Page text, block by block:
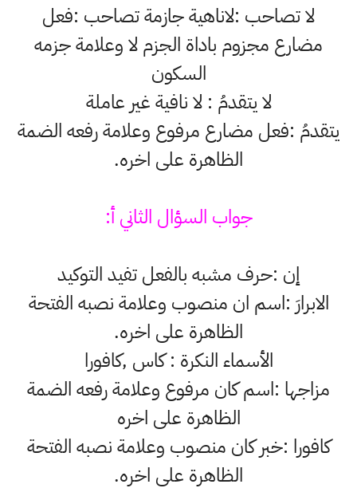
لا تصاحب :لاناهية جازمة تصاحب :فعل
مضارع مجزوم باداة الجزم لا وعلامة جزمه
السكون
لا يتقدمُ : لا نافية غير عاملة
يتقدمُ :فعل مضارع مرفوع وعلامة رفعه الضمة
الظاهرة على اخره.
جواب السؤال الثاني أ:
إن :حرف مشبه بالفعل تفيد التوكيد
الابرارَ :اسم ان منصوب وعلامة نصبه الفتحة
الظاهرة على اخره.
الأسماء النكرة : كاس ,كافورا
مزاجها :اسم كان مرفوع وعلامة رفعه الضمة
الظاهرة على اخره
كافورا :خبر كان منصوب وعلامة نصبه الفتحة
الظاهرة على اخره.